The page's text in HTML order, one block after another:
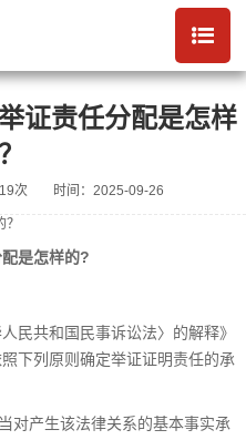
证责任分配是怎样
次 时间：2025-09-26
是怎样的?
民共和国民事诉讼法〉的解释》
下列原则确定举证证明责任的承
对产生该法律关系的基本事实承